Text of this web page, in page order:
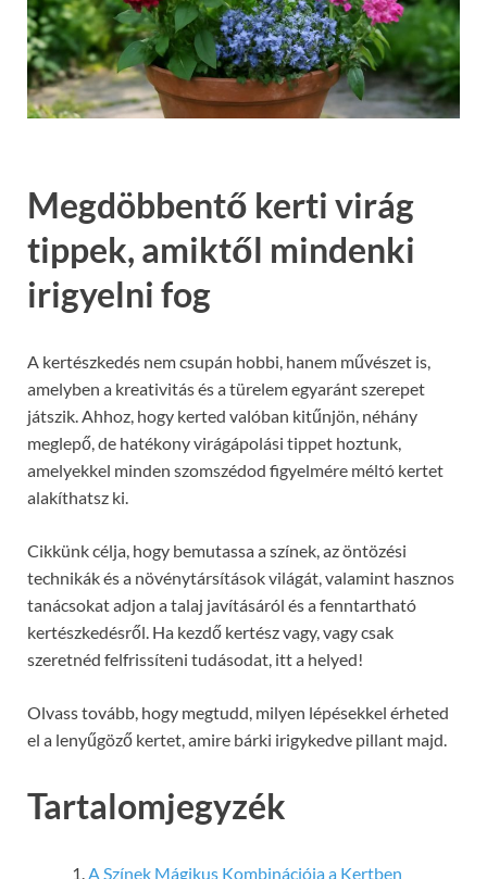
Megdöbbentő kerti virág
tippek, amiktől mindenki
irigyelni fog
A kertészkedés nem csupán hobbi, hanem művészet is,
amelyben a kreativitás és a türelem egyaránt szerepet
játszik. Ahhoz, hogy kerted valóban kitűnjön, néhány
meglepő, de hatékony virágápolási tippet hoztunk,
amelyekkel minden szomszédod figyelmére méltó kertet
alakíthatsz ki.
Cikkünk célja, hogy bemutassa a színek, az öntözési
technikák és a növénytársítások világát, valamint hasznos
tanácsokat adjon a talaj javításáról és a fenntartható
kertészkedésről. Ha kezdő kertész vagy, vagy csak
szeretnéd felfrissíteni tudásodat, itt a helyed!
Olvass tovább, hogy megtudd, milyen lépésekkel érheted
el a lenyűgöző kertet, amire bárki irigykedve pillant majd.
Tartalomjegyzék
A Színek Mágikus Kombinációja a Kertben